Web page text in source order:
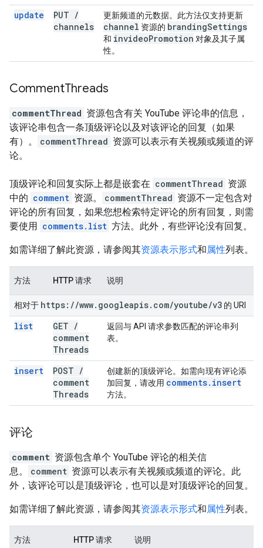
update PUT /
channels
更新频道的元数据。此方法仅支持更新
channel 资源的 brandingSettings
和 invideoPromotion 对象及其子属
性。
CommentThreads
commentThread 资源包含有关 YouTube 评论串的信息，
该评论串包含一条顶级评论以及对该评论的回复（如果
有）。
commentThread 资源可以表示有关视频或频道的评
论。
顶级评论和回复实际上都是嵌套在 commentThread 资源
中的 comment 资源。 commentThread 资源不一定包含对
评论的所有回复，如果您想检索特定评论的所有回复，则需
要使用 comments.list 方法。此外，有些评论没有回复。
如需详细了解此资源，请参阅其资源表示形式和属性列表。
方法 HTTP 请求 说明
相对于 https: //www. googleapis. com/youtube/v3 的 URI
list GET /
comment
Threads
返回与 API 请求参数匹配的评论串列
表。
insert POST /
comment
Threads
创建新的顶级评论。如需向现有评论添
加回复，请改用 comments. insert
方法。
评论
comment 资源包含单个 YouTube 评论的相关信
息。
comment 资源可以表示有关视频或频道的评论。此
外，该评论可以是顶级评论，也可以是对顶级评论的回复。
如需详细了解此资源，请参阅其资源表示形式和属性列表。
方法 HTTP 请求 说明